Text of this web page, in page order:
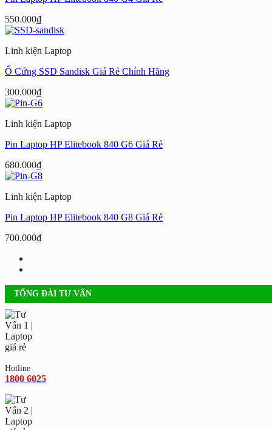
550.000₫
Linh kiện Laptop
Ổ Cứng SSD Sandisk Giá Rẻ Chính Hãng
300.000₫
Linh kiện Laptop
Pin Laptop HP Elitebook 840 G6 Giá Rẻ
680.000₫
Linh kiện Laptop
Pin Laptop HP Elitebook 840 G8 Giá Rẻ
700.000₫
TỔNG ĐÀI TƯ VẤN
Hotline
1800 6025